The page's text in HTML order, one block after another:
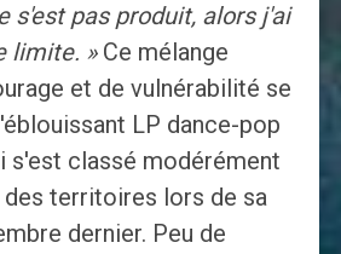
s'est pas produit, alors j'ai
limite. »Ce mélange
et de vulnérabilité se
LP dance-pop
s'est classé modérément
des territoires lors de sa
dernier. Peu de